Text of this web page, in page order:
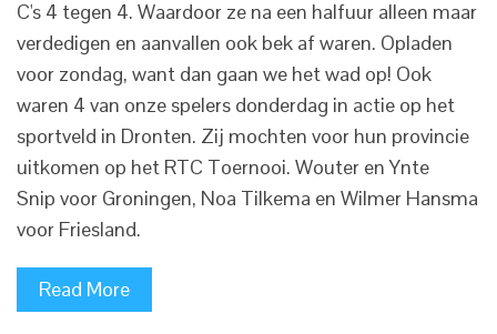
C's 4 tegen 4. Waardoor ze na een halfuur alleen maar
verdedigen en aanvallen ook bek af waren. Opladen
voor zondag, want dan gaan we het wad op! Ook
waren 4 van onze spelers donderdag in actie op het
sportveld in Dronten. Zij mochten voor hun provincie
uitkomen op het RTC Toernooi. Wouter en Ynte
Snip voor Groningen, Noa Tilkema en Wilmer Hansma
voor Friesland.
Read More